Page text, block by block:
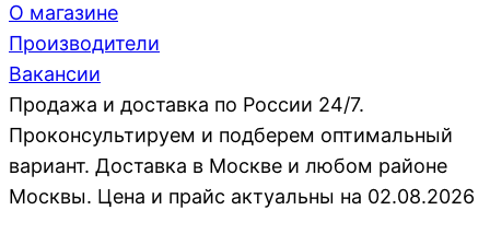
О магазине
Производители
Вакансии
Продажа и доставка по России 24/7.
Проконсультируем и подберем оптимальный
вариант. Доставка в Москве и любом районе
Москвы. Цена и прайс актуальны на 02.08.2026